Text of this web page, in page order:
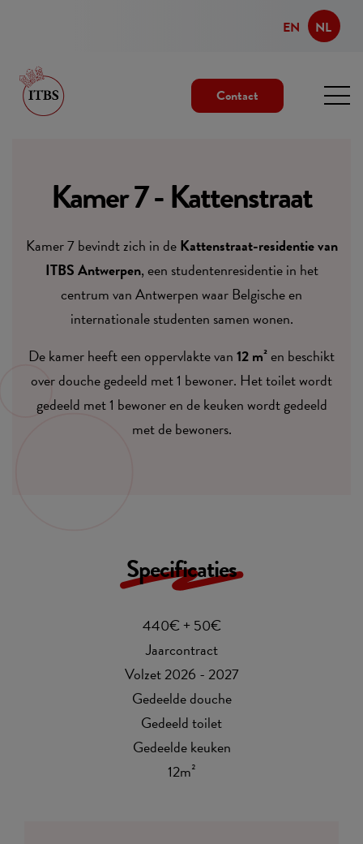
EN NL
Contact
Kamer 7 - Kattenstraat
Kamer 7 bevindt zich in deKattenstraat-residentie van
ITBS Antwerpen, een studentenresidentie in het
centrum van Antwerpen waar Belgische en
internationale studenten samen wonen.
De kamer heeft een oppervlakte van12 m²en beschikt
over douche gedeeld met 1 bewoner. Het toilet wordt
gedeeld met 1 bewoner en de keuken wordt gedeeld
met de bewoners.
Specificaties
440€ + 50€
Jaarcontract
Volzet 2026 - 2027
Gedeelde douche
Gedeeld toilet
Gedeelde keuken
12m²